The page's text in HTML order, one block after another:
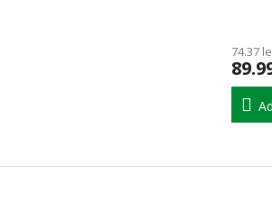
74.37